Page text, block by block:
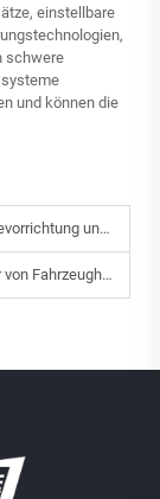
einstellbare
schwere
und können die
wie funktioniert sie?
voneinander?